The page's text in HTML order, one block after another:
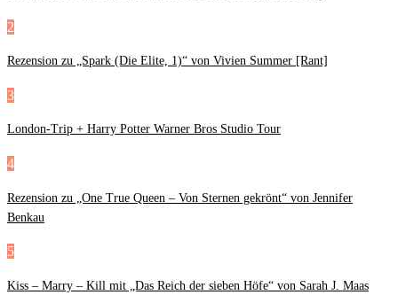
2
Rezension zu „Spark (Die Elite, 1)“ von Vivien Summer [Rant]
3
London-Trip + Harry Potter Warner Bros Studio Tour
4
Rezension zu „One True Queen – Von Sternen gekrönt“ von Jennifer
Benkau
5
Kiss – Marry – Kill mit „Das Reich der sieben Höfe“ von Sarah J. Maas